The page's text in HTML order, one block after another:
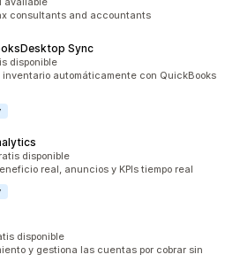
consultants and accountants
Sync
disponible
automáticamente con QuickBooks
disponible
real, anuncios y KPIs tiempo real
disponible
y gestiona las cuentas por cobrar sin